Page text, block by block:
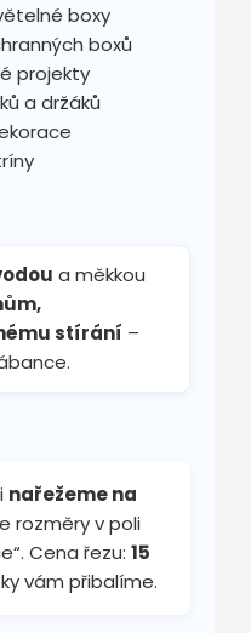
boxy
boxů
projekty
a držáků
a měkkou
stírání –
nařežeme na
rozměry v poli
Cena řezu: 15
vám přibalíme.